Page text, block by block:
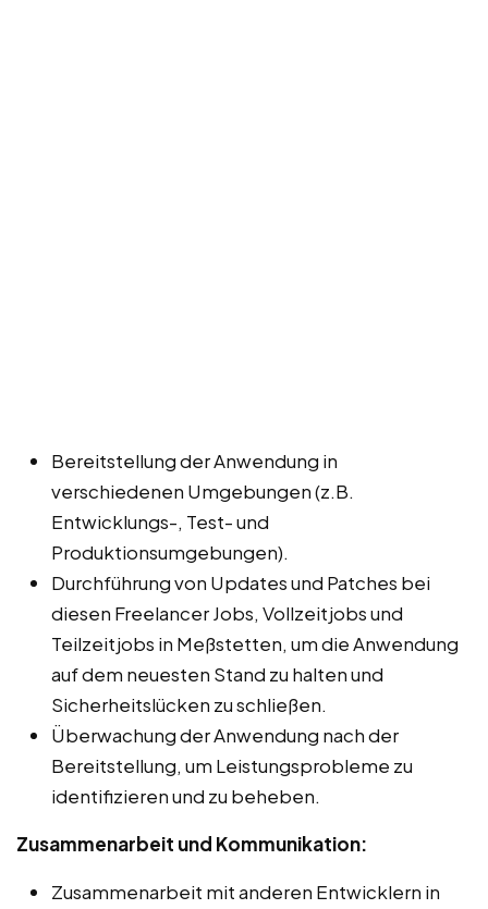
Bereitstellung der Anwendung in
verschiedenen Umgebungen (z.B.
Entwicklungs-, Test- und
Produktionsumgebungen).
Durchführung von Updates und Patches bei
diesen Freelancer Jobs, Vollzeitjobs und
Teilzeitjobs in Meßstetten, um die Anwendung
auf dem neuesten Stand zu halten und
Sicherheitslücken zu schließen.
Überwachung der Anwendung nach der
Bereitstellung, um Leistungsprobleme zu
identifizieren und zu beheben.
Zusammenarbeit und Kommunikation:
Zusammenarbeit mit anderen Entwicklern in